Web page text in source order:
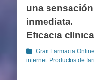
una
inmediata.
Eficacia
Categorías
Gran Farmacia
internet. Productos de